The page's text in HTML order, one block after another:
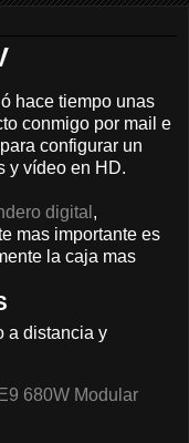
hace tiempo unas
conmigo por mail e
configurar un
y vídeo en HD.
digital ,
mas importante es
la caja mas
a distancia y
680W Modular